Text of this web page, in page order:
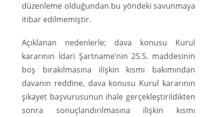
düzenleme olduğundan bu yöndeki savunmaya
itibar edilmemiştir.
Açıklanan nedenlerle; dava konusu Kurul
kararının İdari Şartname’nin 25.5. maddesinin
boş bırakılmasına ilişkin kısmı bakımından
davanın reddine, dava konusu Kurul kararının
şikayet başvurusunun ihale gerçekleştirildikten
sonra sonuçlandırılmasına ilişkin kısmı